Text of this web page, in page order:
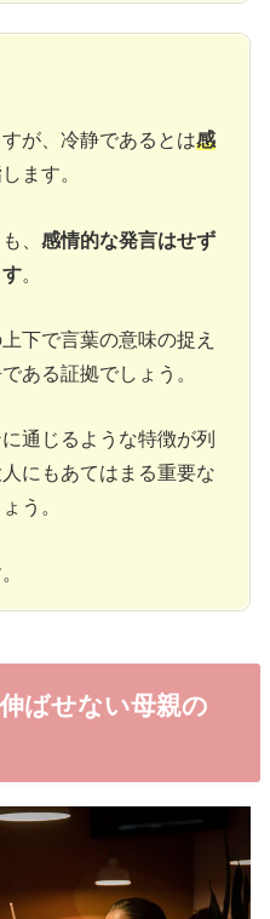
が、冷静であるとは感
ます。
、 感情的な発言はせず
。
下で言葉の意味の捉え
ある証拠でしょう。
通じるような特徴が列
にもあてはまる重要な
う。
ばせない母親の